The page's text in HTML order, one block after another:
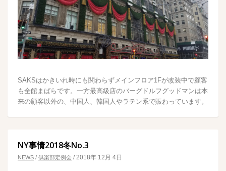
SAKSはかきいれ時にも関わらずメインフロア1Fが改装中で顧客
も全館まばらです。一方最高級店のバーグドルフグッドマンは本
来の顧客以外の、中国人、韓国人やラテン系で賑わっています。
NY事情2018冬No.3
NEWS / 倶楽部定例会 / 2018年 12月 4日